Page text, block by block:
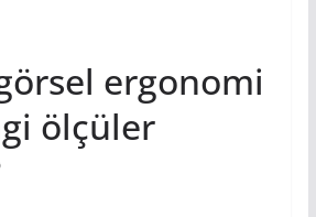
ergonomi
ölçüler